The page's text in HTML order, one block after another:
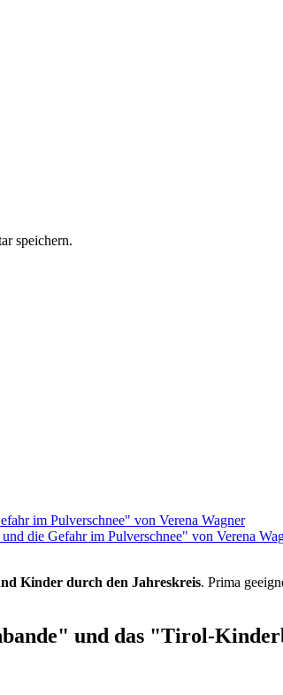
speichern.
die Gefahr im Pulverschnee" von Verena
Kinder durch den Jahreskreis. Prima
und das "Tirol-